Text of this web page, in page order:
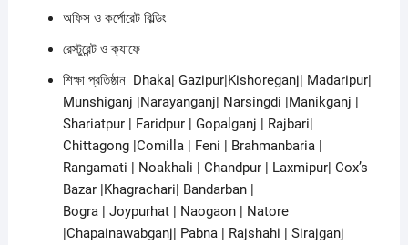
অফিস ও কর্পোরেট বিল্ডিং
রেস্টুরেন্ট ও ক্যাফে
শিক্ষা প্রতিষ্ঠান Dhaka| Gazipur|Kishoreganj| Madaripur|
Munshiganj |Narayanganj| Narsingdi |Manikganj |
Shariatpur | Faridpur | Gopalganj | Rajbari|
Chittagong |Comilla | Feni | Brahmanbaria |
Rangamati | Noakhali | Chandpur | Laxmipur| Cox’s
Bazar |Khagrachari| Bandarban |
Bogra | Joypurhat | Naogaon | Natore
|Chapainawabganj| Pabna | Rajshahi | Sirajganj